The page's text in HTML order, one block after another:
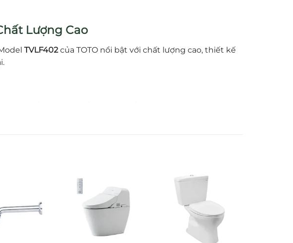
Lượng Cao
TVLF402của TOTO nổi bật với chất lượng cao, thiết kế
lên xuống từ hệ thống thoát, đồng thời phù hợp với
có chiều dài tiêu chuẩn262 mm
— đảm bảo tính tương